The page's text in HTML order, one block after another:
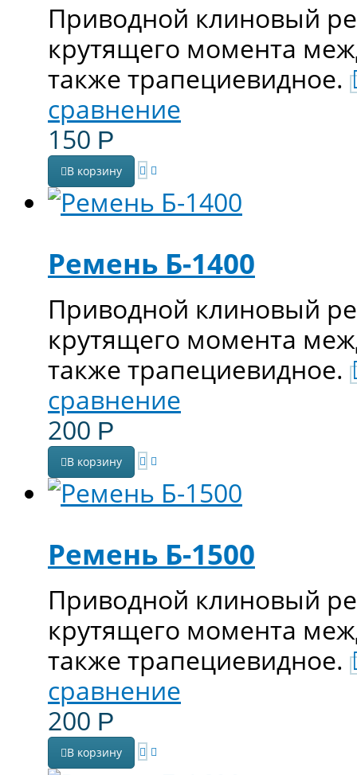
Приводной клиновый
крутящего момента
также трапециевидное.
сравнение
150 Р
В корзину
Ремень Б-1400
Приводной клиновый
крутящего момента
также трапециевидное.
сравнение
200 Р
В корзину
Ремень Б-1500
Приводной клиновый
крутящего момента
также трапециевидное.
сравнение
200 Р
В корзину